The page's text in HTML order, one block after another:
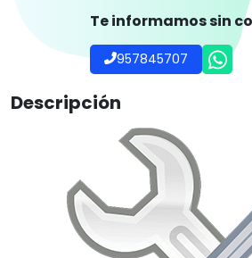
Te informamos sin
957845707
Descripción